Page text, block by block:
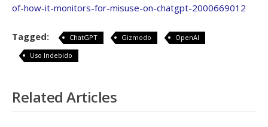
of-how-it-monitors-for-misuse-on-chatgpt-2000669012
Tagged: ChatGPT Gizmodo
OpenAI
Uso Indebido
Related Articles